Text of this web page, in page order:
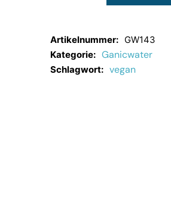
Artikelnummer: GW143
Kategorie: Ganicwater
Schlagwort: vegan